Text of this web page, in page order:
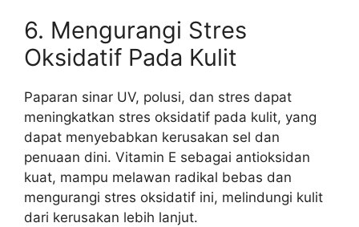
6. Mengurangi Stres
Oksidatif Pada Kulit
Paparan sinar UV, polusi, dan stres dapat
meningkatkan stres oksidatif pada kulit, yang
dapat menyebabkan kerusakan sel dan
penuaan dini. Vitamin E sebagai antioksidan
kuat, mampu melawan radikal bebas dan
mengurangi stres oksidatif ini, melindungi kulit
dari kerusakan lebih lanjut.